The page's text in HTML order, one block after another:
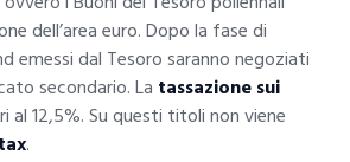
dell’area euro. Dopo la fase di
emessi dal Tesoro saranno negoziati
secondario. La tassazione sui
al 12,5%. Su questi titoli non viene
.